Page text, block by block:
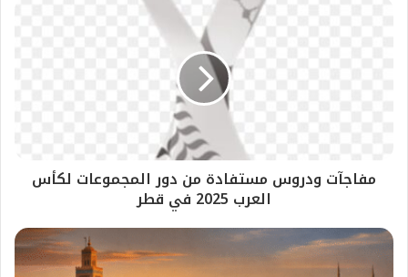
مفاجآت ودروس مستفادة من دور المجموعات لكأس
العرب 2025 في قطر